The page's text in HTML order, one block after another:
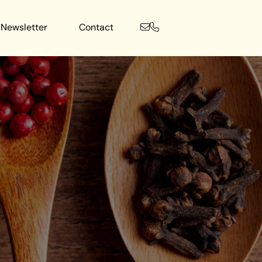
Newsletter Contact